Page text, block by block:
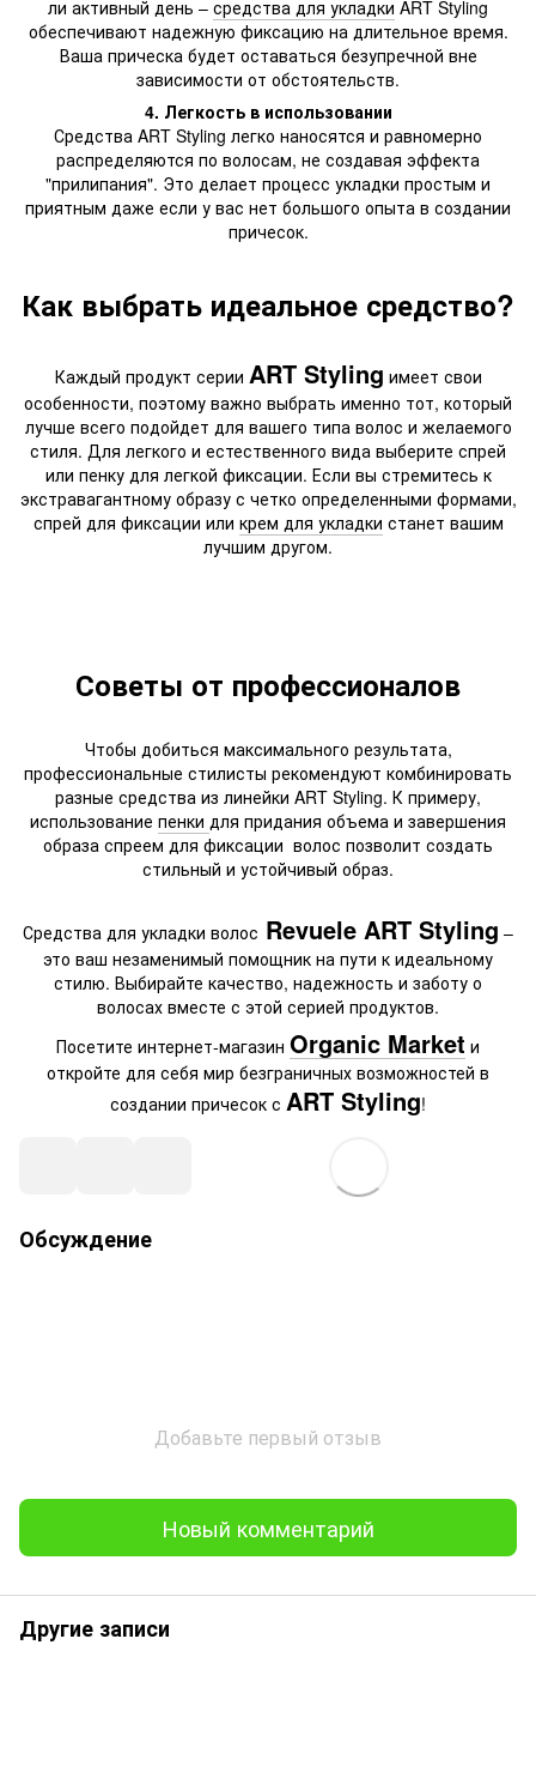
ли активный день – средства для укладки ART Styling
обеспечивают надежную фиксацию на длительное время.
Ваша прическа будет оставаться безупречной вне
зависимости от обстоятельств.
4. Легкость в использовании
Средства ART Styling легко наносятся и равномерно
распределяются по волосам, не создавая эффекта
"прилипания". Это делает процесс укладки простым и
приятным даже если у вас нет большого опыта в создании
причесок.
Как выбрать идеальное средство?
Каждый продукт серии ART Styling имеет свои
особенности, поэтому важно выбрать именно тот, который
лучше всего подойдет для вашего типа волос и желаемого
стиля. Для легкого и естественного вида выберите спрей
или пенку для легкой фиксации. Если вы стремитесь к
экстравагантному образу с четко определенными формами,
спрей для фиксации или крем для укладки станет вашим
лучшим другом.
Советы от профессионалов
Чтобы добиться максимального результата,
профессиональные стилисты рекомендуют комбинировать
разные средства из линейки ART Styling. К примеру,
использование пенки для придания объема и завершения
образа спреем для фиксации волос позволит создать
стильный и устойчивый образ.
Средства для укладки волос Revuele ART Styling –
это ваш незаменимый помощник на пути к идеальному
стилю. Выбирайте качество, надежность и заботу о
волосах вместе с этой серией продуктов.
Посетите интернет-магазин Organic Market и
откройте для себя мир безграничных возможностей в
создании причесок с ART Styling!
Обсуждение
Добавьте первый отзыв
Новый комментарий
Другие записи